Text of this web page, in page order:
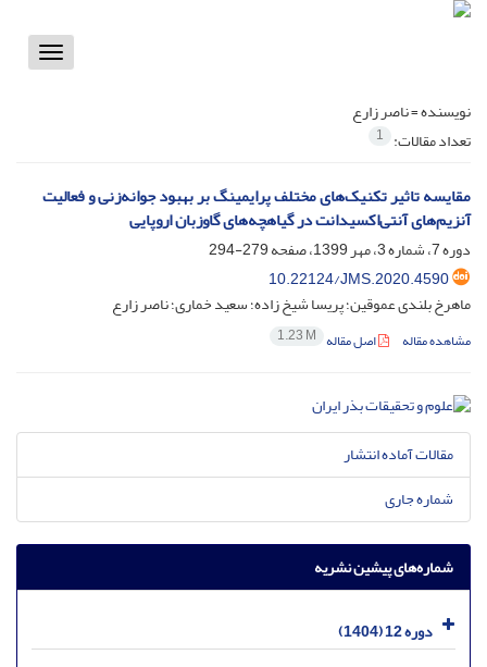
Toggle
نویسنده =ناصر زارع
تعداد مقالات: 1
مقایسه تاثیر تکنیک‌های مختلف پرایمینگ بر بهبود جوانه‌زنی و فعالیت
آنزیم‌های آنتی‌اکسیدانت در گیاهچه‌های گاوزبان اروپایی
دوره 7، شماره 3، مهر 1399، صفحه
279-294
10.22124/JMS.2020.4590
ماهرخ بلندی عموقین؛ پریسا شیخ زاده؛ سعید خماری؛ ناصر زارع
مشاهده مقاله اصل مقاله 1.23 M
مقالات آماده انتشار
شماره جاری
شماره‌های پیشین نشریه
دوره 12 (1404)